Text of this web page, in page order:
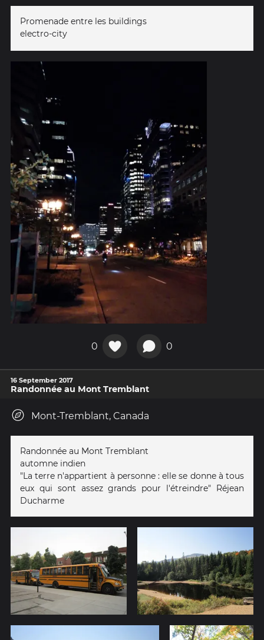
Promenade entre les buildings
electro-city
0 0
16 September 2017
Randonnée au Mont Tremblant
Mont-Tremblant, Canada
Randonnée au Mont Tremblant
automne indien
"La terre n'appartient à personne : elle se donne à tous
eux qui sont assez grands pour l'étreindre" Réjean
Ducharme